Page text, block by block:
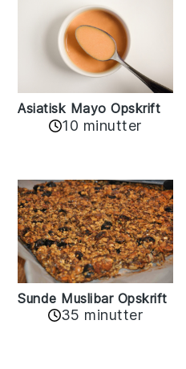
Asiatisk Mayo Opskrift
10 minutter
Sunde Muslibar Opskrift
35 minutter